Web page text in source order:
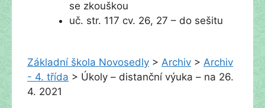
se zkouškou
uč. str. 117 cv. 26, 27 – do sešitu
Základní škola Novosedly > Archiv > Archiv
- 4. třída > Úkoly – distanční výuka – na 26.
4. 2021